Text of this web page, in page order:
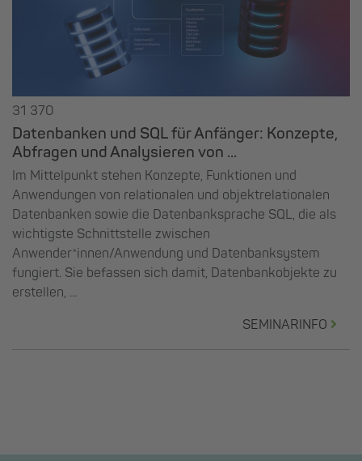
31 370
Datenbanken und SQL für Anfänger: Konzepte,
Abfragen und Analysieren von ...
Im Mittelpunkt stehen Konzepte, Funktionen und
Anwendungen von relationalen und objektrelationalen
Datenbanken sowie die Datenbanksprache SQL, die als
wichtigste Schnittstelle zwischen
Anwender*innen/Anwendung und Datenbanksystem
fungiert. Sie befassen sich damit, Datenbankobjekte zu
erstellen, ...
SEMINARINFO